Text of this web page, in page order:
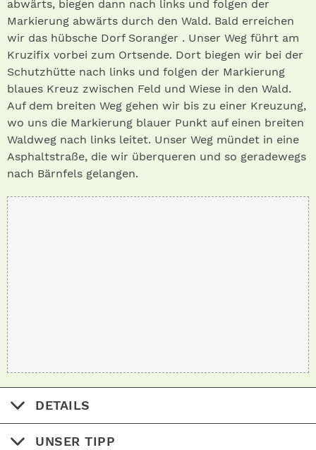
abwärts, biegen dann nach links und folgen der
Markierung abwärts durch den Wald. Bald erreichen
wir das hübsche Dorf Soranger . Unser Weg führt am
Kruzifix vorbei zum Ortsende. Dort biegen wir bei der
Schutzhütte nach links und folgen der Markierung
blaues Kreuz zwischen Feld und Wiese in den Wald.
Auf dem breiten Weg gehen wir bis zu einer Kreuzung,
wo uns die Markierung blauer Punkt auf einen breiten
Waldweg nach links leitet. Unser Weg mündet in eine
Asphaltstraße, die wir überqueren und so geradewegs
nach Bärnfels gelangen.
DETAILS
UNSER TIPP